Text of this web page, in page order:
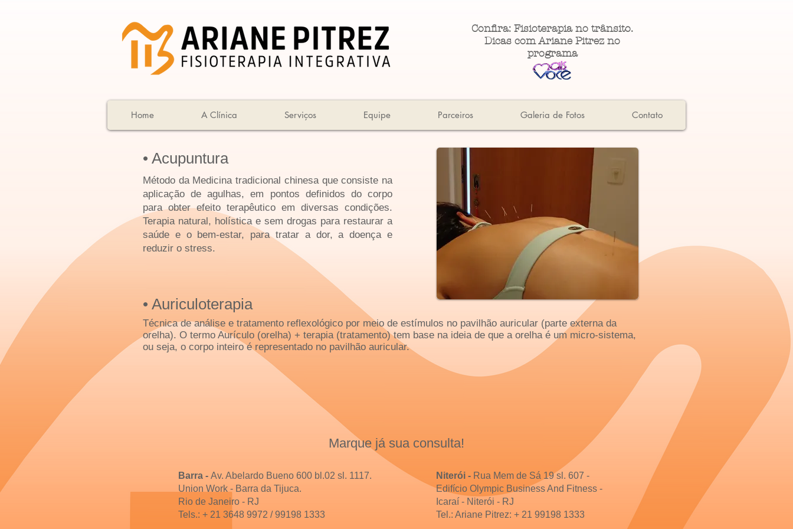
Confira: Fisioterapia no trânsito.
Dicas com Ariane Pitrez no
programa
Home A Clínica Serviços Equipe Parceiros Galeria de Fotos Contato
​• Acupuntura
Método da Medicina tradicional chinesa que consiste na
aplicação de agulhas, em pontos definidos do corpo
para obter efeito terapêutico em diversas condições.
Terapia natural, holística e sem drogas para restaurar a
saúde e o bem-estar, para tratar a dor, a doença e
reduzir o stress.
​• Auriculoterapia
Técnica de análise e tratamento reflexológico por meio de estímulos no pavilhão auricular (parte externa da
orelha). O termo Aurículo (orelha) + terapia (tratamento) tem base na ideia de que a orelha é um micro-sistema,
ou seja, o corpo inteiro é representado no pavilhão auricular.
Marque já sua consulta!
Barra - Av. Abelardo Bueno 600 bl.02 sl. 1117.
Union Work - Barra da Tijuca.
Rio de Janeiro - RJ
Tels.: + 21 3648 9972 / 99198 1333
Niterói - Rua Mem de Sá 19 sl. 607 -
Edifício Olympic Business And Fitness -
Icaraí - Niterói - RJ
Tel.: Ariane Pitrez: + 21 99198 1333